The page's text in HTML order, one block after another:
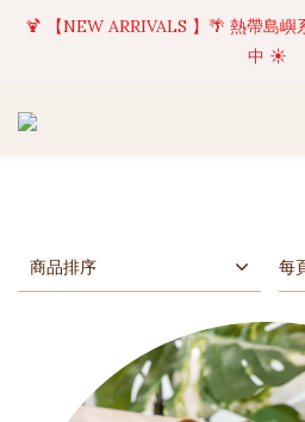
✦ 美好值得等待 | 現貨商品將於訂單
假日)完成出
🍹 【NEW ARRIVALS 】🌴 熱帶島
中 ☀️
✦ 美好值得等待 | 現貨商品將於訂單
商品排序 每